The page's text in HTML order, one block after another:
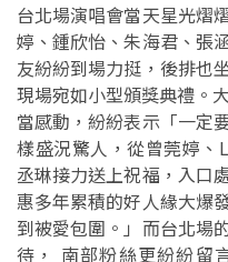
台北場演唱會當天星光熠
婷、鍾欣怡、朱海君、張
友紛紛到場力挺，後排也
現場宛如小型頒獎典禮。
當感動，紛紛表示「一定
樣盛況驚人，從曾莞婷
丞琳接力送上祝福，入口
惠多年累積的好人緣大爆
到被愛包圍。」而台北場
待， 南部粉絲更紛紛留